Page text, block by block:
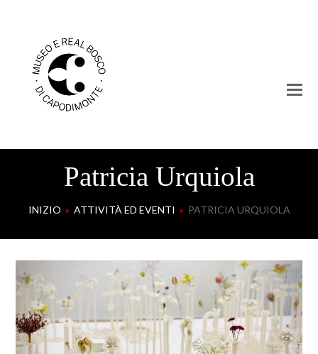
Patricia Urquiola
INIZIO » ATTIVITÀ ED EVENTI » PATRICIA URQUIOLA